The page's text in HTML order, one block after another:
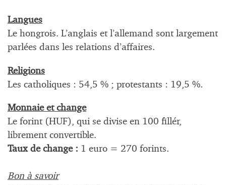
Langues
Le hongrois. L’anglais et l’allemand sont largement
parlées dans les relations d’affaires.
Religions
Les catholiques : 54,5 % ; protestants : 19,5 %.
Monnaie et change
Le forint (HUF), qui se divise en 100 fillér,
librement convertible.
Taux de change : 1 euro = 270 forints.
Bon à savoir